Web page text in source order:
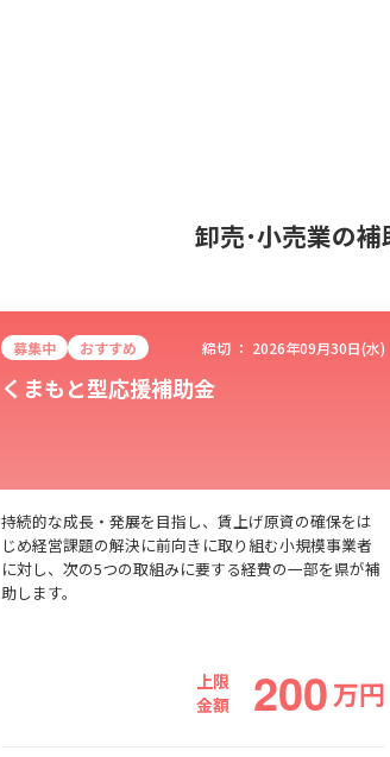
人材採用・雇用 人材育成・福利厚生 特許・知
卸売･小売業の
募集中 おすすめ 締切 ： 2026年09月30日(水)
くまもと型応援補助金
持続的な成長・発展を目指し、賃上げ原資の確保をは
じめ経営課題の解決に前向きに取り組む小規模事業者
に対し、次の5つの取組みに要する経費の一部を県が補
助します。
上限
金額
200万円